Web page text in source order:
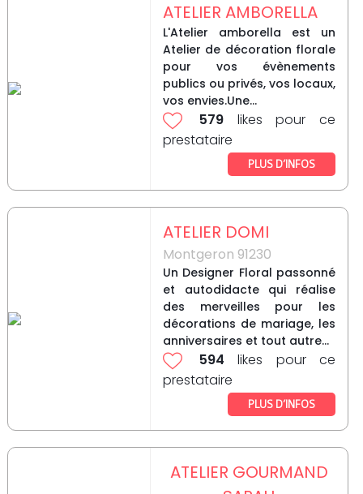
ATELIER AMBORELLA
L'Atelier amborella est un
Atelier de décoration florale
pour vos évènements
publics ou privés, vos locaux,
vos envies.Une...
579 likes pour ce
prestataire
PLUS D’INFOS
ATELIER DOMI
Montgeron 91230
Un Designer Floral passonné
et autodidacte qui réalise
des merveilles pour les
décorations de mariage, les
anniversaires et tout autre...
594 likes pour ce
prestataire
PLUS D’INFOS
ATELIER GOURMAND